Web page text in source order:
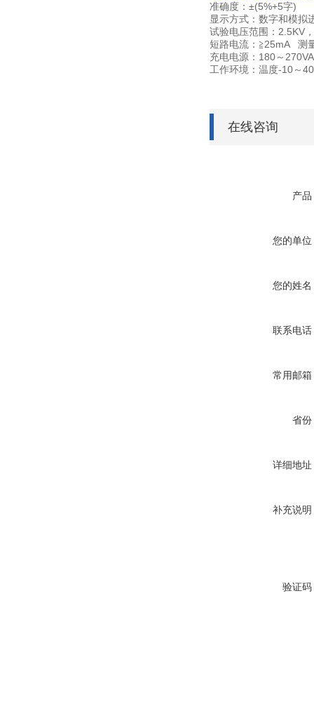
准确度：±(5%+5字)
显示方式：数字和模
试验电压范围：2.5KV
短路电流：≧25mA 测
充电电源：180～
工作环境：温度-10～
在线咨询
产品
您的单位
您的姓名
联系电话
常用邮箱
省份
详细地址
补充说明
验证码